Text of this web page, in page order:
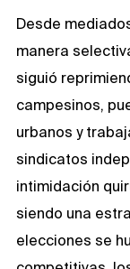
Desde
manera
siguió
campesinos,
urbanos y
sindicatos
intimidación
siendo una
elecciones se